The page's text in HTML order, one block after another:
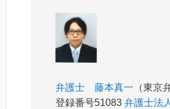
弁護士 藤本真一 （東京
登録番号51083 弁護士法